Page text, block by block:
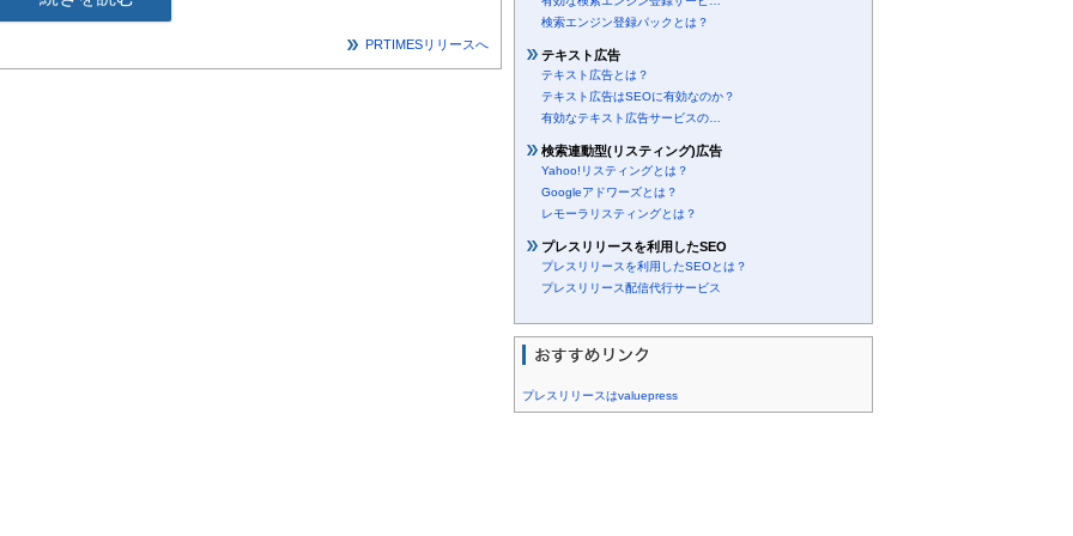
ボレーションする理由
PRTIMESリリースへ
検索エンジン登録パックとは？
テキスト広告
テキスト広告とは？
テキスト広告はSEOに有効なのか？
有効なテキスト広告サービスの…
検索連動型(リスティング)広告
Yahoo!リスティングとは？
Googleアドワーズとは？
レモーラリスティングとは？
プレスリリースを利用したSEO
プレスリリースを利用したSEOとは？
プレスリリース配信代行サービス
プレスリリースはvaluepress